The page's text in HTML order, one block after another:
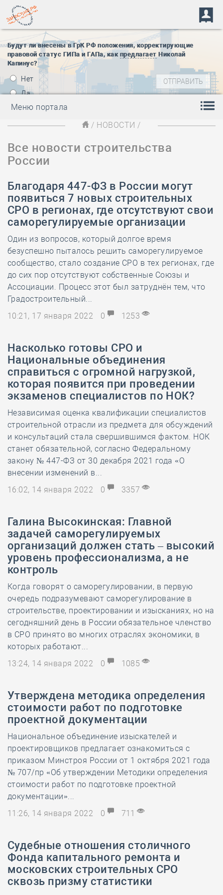
Будут ли внесены в ГрК РФ положения, корректирующие
правовой статус ГИПа и ГАПа, как предлагает Николай
Капинус?
Нет
Да
Меню портала
/ НОВОСТИ /
Все новости строительства
России
Благодаря 447-ФЗ в России могут
появиться 7 новых строительных
СРО в регионах, где отсутствуют свои
саморегулируемые организации
Один из вопросов, который долгое время
безуспешно пыталось решить саморегулируемое
сообщество, стало создание СРО в тех регионах, где
до сих пор отсутствуют собственные Союзы и
Ассоциации. Процесс этот был затруднён тем, что
Градостроительный...
10:21, 17 января 2022
0 1253
Насколько готовы СРО и
Национальные объединения
справиться с огромной нагрузкой,
которая появится при проведении
экзаменов специалистов по НОК?
Независимая оценка квалификации специалистов
строительной отрасли из предмета для обсуждений
и консультаций стала свершившимся фактом. НОК
станет обязательной, согласно Федеральному
закону № 447-ФЗ от 30 декабря 2021 года «О
внесении изменений в...
16:02, 14 января 2022
0 3357
Галина Высокинская: Главной
задачей саморегулируемых
организаций должен стать – высокий
уровень профессионализма, а не
контроль
Когда говорят о саморегулировании, в первую
очередь подразумевают саморегулирование в
строительстве, проектировании и изысканиях, но на
сегодняшний день в России обязательное членство
в СРО принято во многих отраслях экономики, в
которых работают...
13:24, 14 января 2022
0 1085
Утверждена методика определения
стоимости работ по подготовке
проектной документации
Национальное объединение изыскателей и
проектировщиков предлагает ознакомиться с
приказом Минстроя России от 1 октября 2021 года
№ 707/пр «Об утверждении Методики определения
стоимости работ по подготовке проектной
документации»...
11:26, 14 января 2022
0 711
Судебные отношения столичного
Фонда капитального ремонта и
московских строительных СРО
сквозь призму статистики